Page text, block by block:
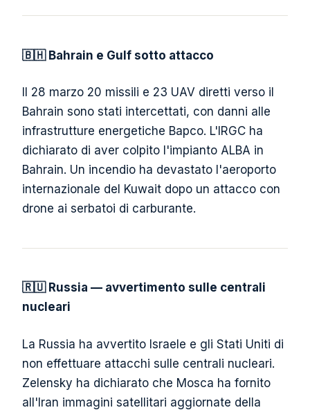
🇧🇭 Bahrain e Gulf sotto attacco
Il 28 marzo 20 missili e 23 UAV diretti verso il
Bahrain sono stati intercettati, con danni alle
infrastrutture energetiche Bapco. L'IRGC ha
dichiarato di aver colpito l'impianto ALBA in
Bahrain. Un incendio ha devastato l'aeroporto
internazionale del Kuwait dopo un attacco con
drone ai serbatoi di carburante.
🇷🇺 Russia — avvertimento sulle centrali
nucleari
La Russia ha avvertito Israele e gli Stati Uniti di
non effettuare attacchi sulle centrali nucleari.
Zelensky ha dichiarato che Mosca ha fornito
all'Iran immagini satellitari aggiornate della